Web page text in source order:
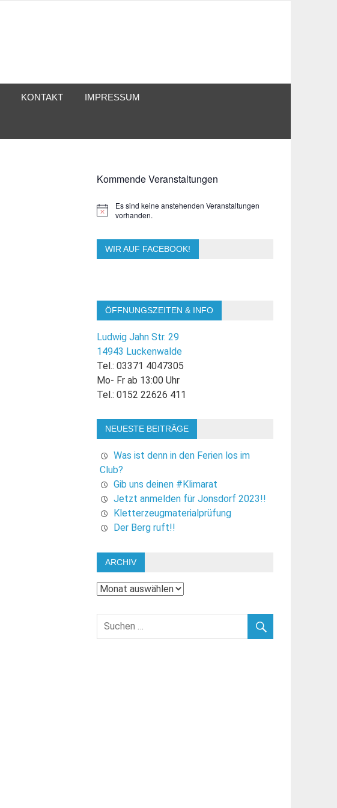
KONTAKT IMPRESSUM
Kommende Veranstaltungen
Hinweis
Es sind keine anstehenden Veranstaltungen
vorhanden.
WIR AUF FACEBOOK!
ÖFFNUNGSZEITEN & INFO
Ludwig Jahn Str. 29
14943 Luckenwalde
Tel.: 03371 4047305
Mo- Fr ab 13:00 Uhr
Tel.: 0152 22626 411
NEUESTE BEITRÄGE
Was ist denn in den Ferien los im
Club?
Gib uns deinen #Klimarat
Jetzt anmelden für Jonsdorf 2023!!
Kletterzeugmaterialprüfung
Der Berg ruft!!
ARCHIV
Archiv